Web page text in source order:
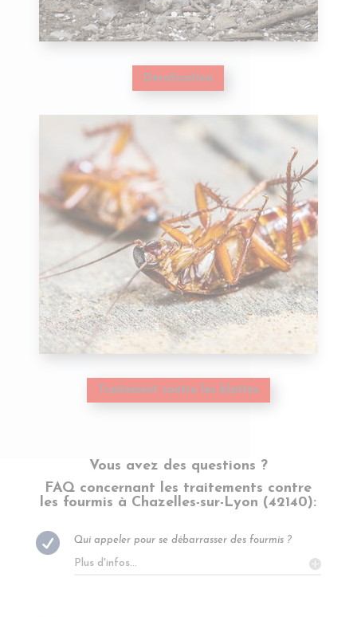
Dératisation
Traitement contre les blattes
Vous avez des questions ?
FAQ concernant les traitements contre
les fourmis à Chazelles-sur-Lyon (42140):
 Qui appeler pour se débarrasser des fourmis ?
Plus d'infos...